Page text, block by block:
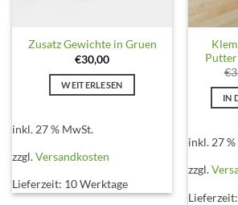
Zusatz Gewichte in Gruen
€30,00
WEITERLESEN
inkl. 27 % MwSt.
zzgl.Versandkosten
Lieferzeit: 10 Werktage
Putter
€
IN
inkl. 27
zzgl.
Lieferzeit: